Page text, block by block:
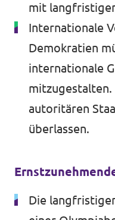
mit
Internationale
Demokratien
internationale
mitzugestalten.
autoritären
überlassen.
Die